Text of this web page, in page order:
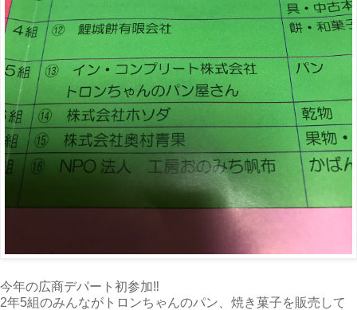
今年の広商デパート初参加‼️
2年5組のみんながトロンちゃんのパン、焼き菓子を販売して